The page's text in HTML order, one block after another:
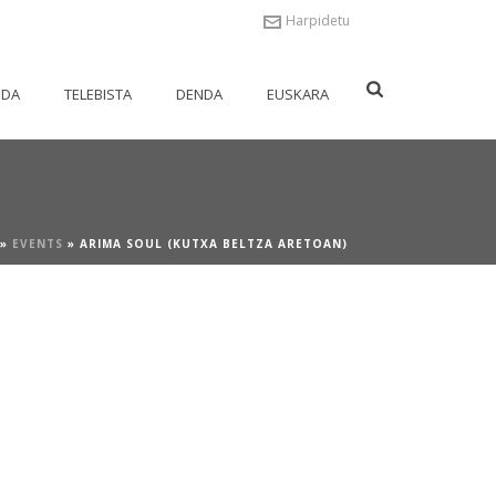
Harpidetu
TELEBISTA DENDA EUSKARA
» EVENTS » ARIMA SOUL (KUTXA BELTZA ARETOAN)